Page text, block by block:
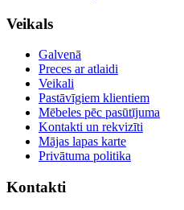
Veikals
Galvenā
Preces ar atlaidi
Veikali
Pastāvīgiem klientiem
Mēbeles pēc pasūtījuma
Kontakti un rekvizīti
Mājas lapas karte
Privātuma politika
Kontakti